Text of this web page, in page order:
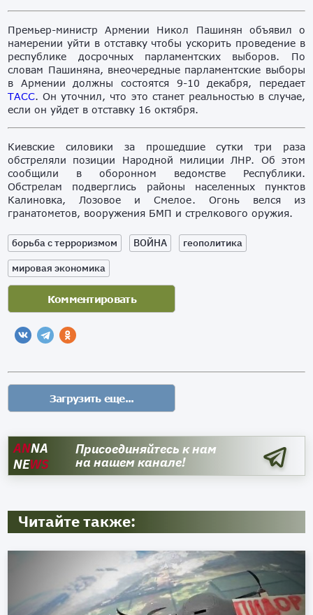
Премьер-министр Армении Никол Пашинян объявил о
намерении уйти в отставку чтобы ускорить проведение в
республике досрочных парламентских выборов. По
словам Пашиняна, внеочередные парламентские выборы
в Армении должны состоятся 9-10 декабря, передает
ТАСС. Он уточнил, что это станет реальностью в случае,
если он уйдет в отставку 16 октября.
Киевские силовики за прошедшие сутки три раза
обстреляли позиции Народной милиции ЛНР. Об этом
сообщили в оборонном ведомстве Республики.
Обстрелам подверглись районы населенных пунктов
Калиновка, Лозовое и Смелое. Огонь велся из
гранатометов, вооружения БМП и стрелкового оружия.
борьба с терроризмом ВОЙНА
геополитика
мировая экономика
ANNA
NEWS
Присоединяйтесь к нам
на нашем канале!
Читайте также: